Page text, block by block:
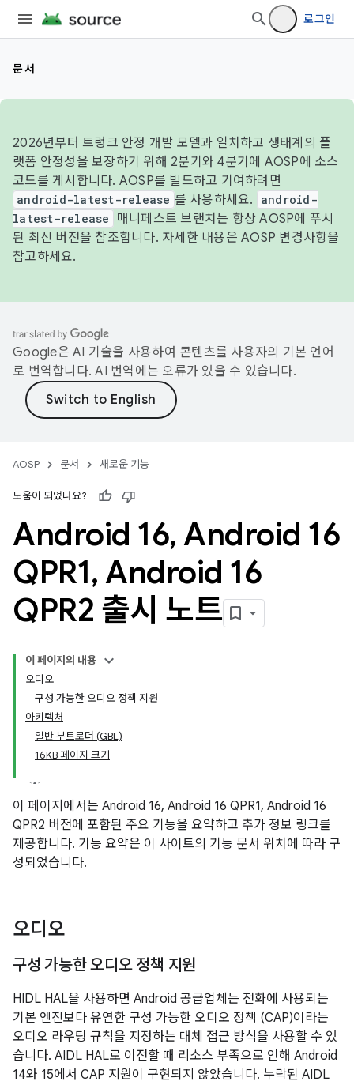
로그인
문서
2026년부터 트렁크 안정 개발 모델과 일치하고 생태계의 플
랫폼 안정성을 보장하기 위해 2분기와 4분기에 AOSP에 소스
코드를 게시합니다. AOSP를 빌드하고 기여하려면
android-latest-release 를 사용하세요.
android-
latest-release
매니페스트 브랜치는 항상 AOSP에 푸시
된 최신 버전을 참조합니다. 자세한 내용은 AOSP 변경사항을
참고하세요.
Google은 AI 기술을 사용하여 콘텐츠를 사용자의 기본 언어
로 번역합니다. AI 번역에는 오류가 있을 수 있습니다.
AOSP 문서 새로운 기능
도움이 되었나요?
Android 16, Android 16
QPR1, Android 16
QPR2 출시 노트
이 페이지의 내용
오디오
구성 가능한 오디오 정책 지원
아키텍처
일반 부트로더 (GBL)
16KB 페이지 크기
이 페이지에서는 Android 16, Android 16 QPR1, Android 16
QPR2 버전에 포함된 주요 기능을 요약하고 추가 정보 링크를
제공합니다. 기능 요약은 이 사이트의 기능 문서 위치에 따라 구
성되었습니다.
오디오
구성 가능한 오디오 정책 지원
HIDL HAL을 사용하면 Android 공급업체는 전화에 사용되는
기본 엔진보다 유연한 구성 가능한 오디오 정책 (CAP)이라는
오디오 라우팅 규칙을 지정하는 대체 접근 방식을 사용할 수 있
습니다. AIDL HAL로 이전할 때 리소스 부족으로 인해 Android
14와 15에서 CAP 지원이 구현되지 않았습니다. 누락된 AIDL